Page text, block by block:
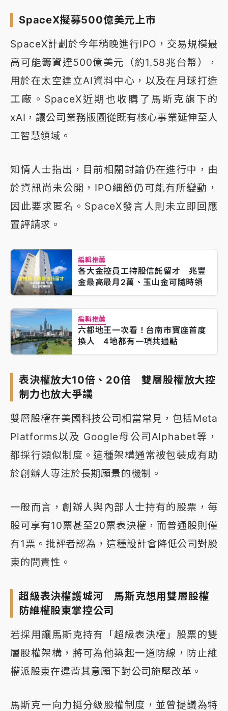
SpaceX擬募500億美元上市
SpaceX計劃於今年稍晚進行IPO，交易規模最
高可能籌資達500億美元（約1.58兆台幣），
用於在太空建立AI資料中心，以及在月球打造
工廠。SpaceX近期也收購了馬斯克旗下的
xAI，讓公司業務版圖從既有核心事業延伸至人
工智慧領域。
知情人士指出，目前相關討論仍在進行中，由
於資訊尚未公開，IPO細節仍可能有所變動，
因此要求匿名。SpaceX發言人則未立即回應
置評請求。
編輯推薦
各大金控員工持股信託留才 兆豐
金最高最月2萬、玉山金可隨時領
編輯推薦
六都地王一次看！台南市寶座首度
換人 4地都有一項共通點
表決權放大10倍、20倍 雙層股權放大控
制力也放大爭議
雙層股權在美國科技公司相當常見，包括Meta
Platforms以及 Google母公司Alphabet等，
都採行類似制度。這種架構通常被包裝成有助
於創辦人專注於長期願景的機制。
一般而言，創辦人與內部人士持有的股票，每
股可享有10票甚至20票表決權，而普通股則僅
有1票。批評者認為，這種設計會降低公司對股
東的問責性。
超級表決權護城河 馬斯克想用雙層股權
防維權股東掌控公司
若採用讓馬斯克持有「超級表決權」股票的雙
層股權架構，將可為他築起一道防線，防止維
權派股東在違背其意願下對公司施壓改革。
馬斯克一向力挺分級股權制度，並曾提議為特